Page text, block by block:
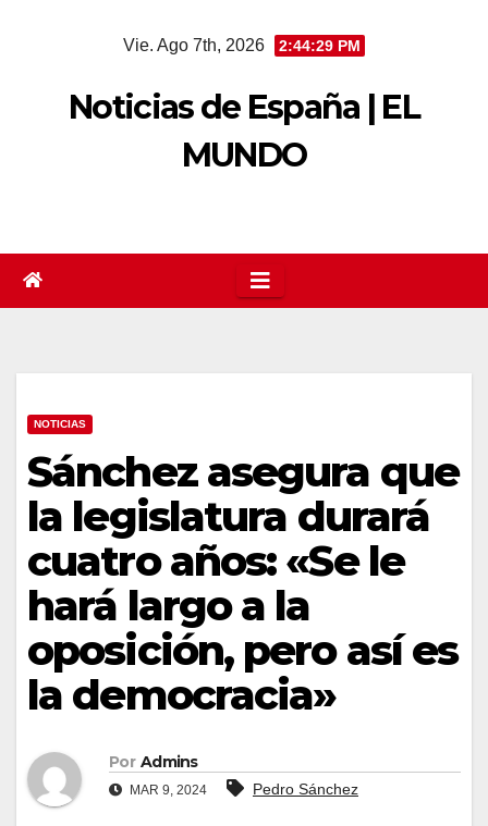
Vie. Ago 7th, 2026 2:44:29 PM
Noticias de España | EL
MUNDO
NOTICIAS
Sánchez asegura que
la legislatura durará
cuatro años: «Se le
hará largo a la
oposición, pero así es
la democracia»
Por Admins
MAR 9, 2024 Pedro Sánchez